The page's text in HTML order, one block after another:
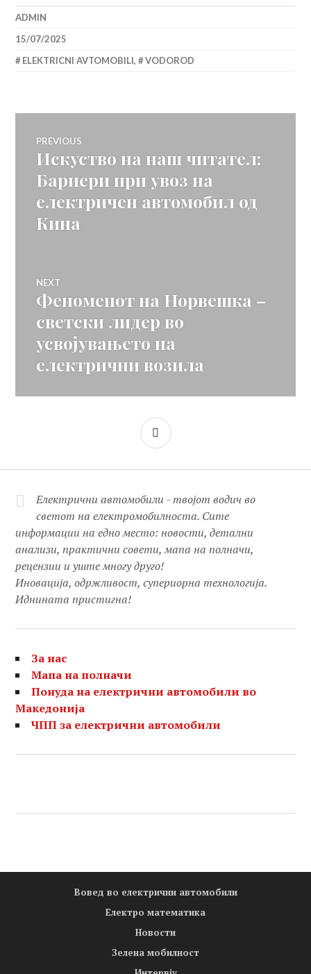
ADMIN
15/07/2025
ELEKTRICNI AVTOMOBILI, VODOROD
Навигација
на
напис
PREVIOUS
Previous
post:
Искуство на наш читател:
Бариери при увоз на
електричен автомобил од
Кина
NEXT
Next
Феноменот на Норвешка –
светски лидер во
усвојувањето на
електрични возила
SIDEBAR
Електрични автомобили - твојот водич во
светот на електромобилноста. Сите
информации на едно место: новости, детални
анализи, практични совети, мапа на полначи,
рецензии и уште многу друго!
Иновација, одржливост, супериорна технологија.
Иднината пристигна!
За нас
Мапа на полначи
Понуда на електрични автомобили во
Македонија
ЧПП за електрични автомобили
Вовед во електрични автомобили
Електро математика
Новости
Зелена мобилност